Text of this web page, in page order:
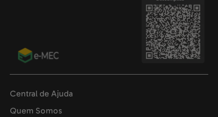
Central de Ajuda
Quem Somos